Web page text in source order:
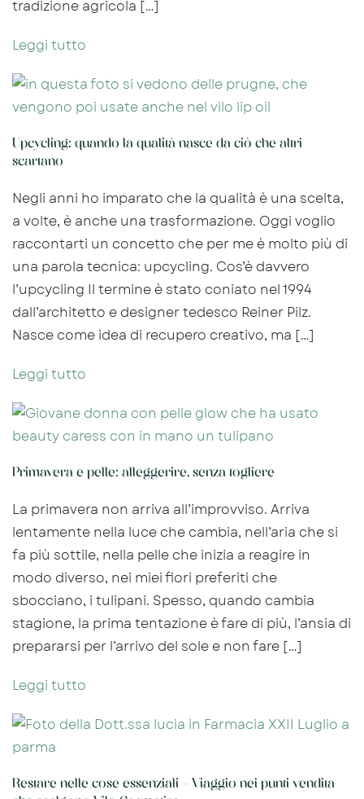
tradizione agricola […]
Leggi tutto
Upcycling: quando la qualità nasce da ciò che altri
scartano
Negli anni ho imparato che la qualità è una scelta,
a volte, è anche una trasformazione. Oggi voglio
raccontarti un concetto che per me è molto più di
una parola tecnica: upcycling. Cos’è davvero
l’upcycling Il termine è stato coniato nel 1994
dall’architetto e designer tedesco Reiner Pilz.
Nasce come idea di recupero creativo, ma […]
Leggi tutto
Primavera e pelle: alleggerire, senza togliere
La primavera non arriva all’improvviso. Arriva
lentamente nella luce che cambia, nell’aria che si
fa più sottile, nella pelle che inizia a reagire in
modo diverso, nei miei fiori preferiti che
sbocciano, i tulipani. Spesso, quando cambia
stagione, la prima tentazione è fare di più, l’ansia di
prepararsi per l’arrivo del sole e non fare […]
Leggi tutto
Restare nelle cose essenziali – Viaggio nei punti vendita